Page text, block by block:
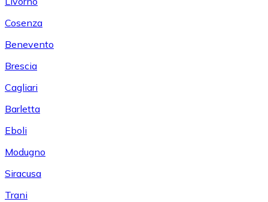
Cosenza
Benevento
Brescia
Cagliari
Barletta
Eboli
Modugno
Siracusa
Trani